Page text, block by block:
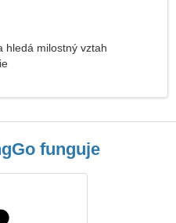
hledá milostný vztah
funguje